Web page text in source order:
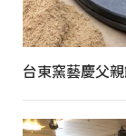
台東窯藝慶父